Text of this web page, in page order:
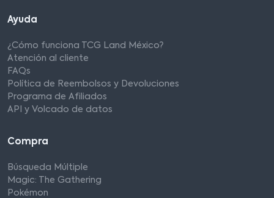
Ayuda
¿Cómo funciona TCG Land México?
Atención al cliente
FAQs
Política de Reembolsos y Devoluciones
Programa de Afiliados
API y Volcado de datos
Compra
Búsqueda Múltiple
Magic: The Gathering
Pokémon